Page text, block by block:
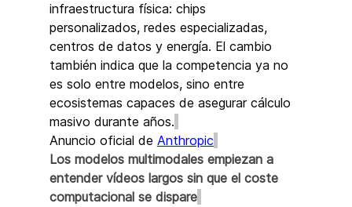
infraestructura física: chips
personalizados, redes especializadas,
centros de datos y energía. El cambio
también indica que la competencia ya no
es solo entre modelos, sino entre
ecosistemas capaces de asegurar cálculo
masivo durante años.
Anuncio oficial de Anthropic
Los modelos multimodales empiezan a
entender vídeos largos sin que el coste
computacional se dispare